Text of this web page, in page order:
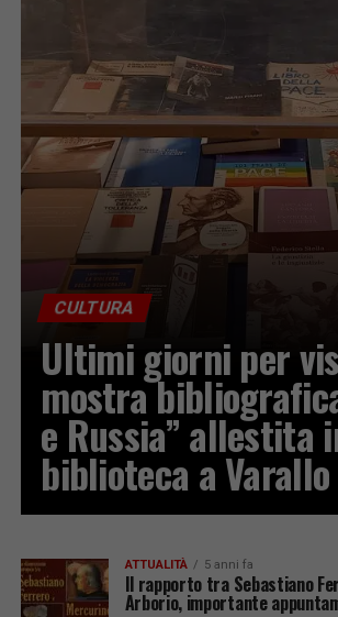
CULTURA
Ultimi giorni per
mostra
e Russia” allestita
biblioteca a Varallo
ATTUALITÀ 5 anni fa
Il rapporto tra Sebastiano
Arborio, importante